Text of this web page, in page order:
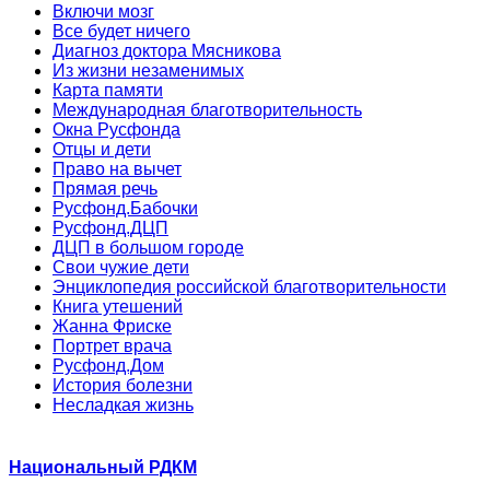
Включи мозг
Все будет ничего
Диагноз доктора Мясникова
Из жизни незаменимых
Карта памяти
Международная благотворительность
Окна Русфонда
Отцы и дети
Право на вычет
Прямая речь
Русфонд.Бабочки
Русфонд.ДЦП
ДЦП в большом городе
Свои чужие дети
Энциклопедия российской благотворительности
Книга утешений
Жанна Фриске
Портрет врача
Русфонд.Дом
История болезни
Несладкая жизнь
Национальный РДКМ